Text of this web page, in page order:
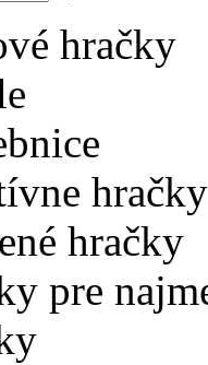
hračky
hračky
hračky
pre